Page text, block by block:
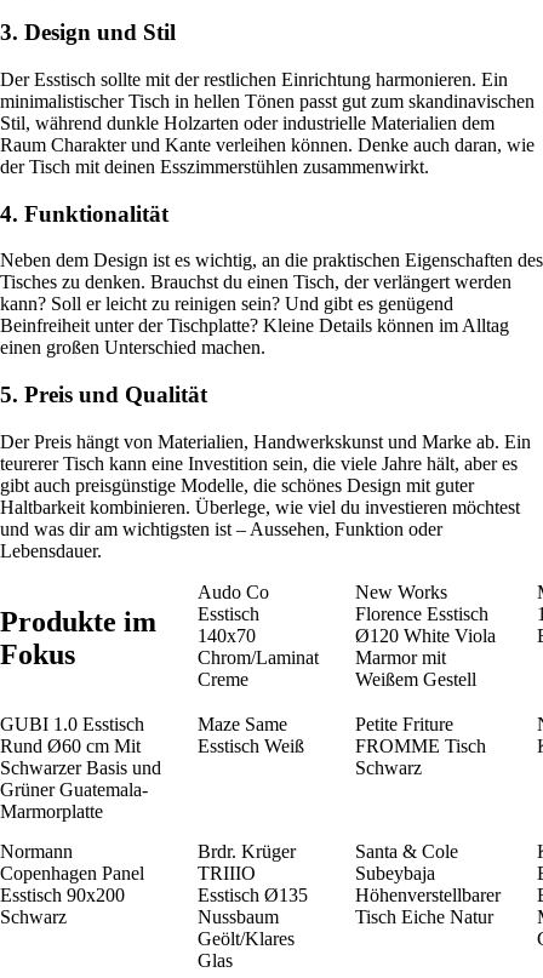
3. Design und Stil
Der Esstisch sollte mit der restlichen Einrichtung harmonieren. Ein
minimalistischer Tisch in hellen Tönen passt gut zum skandinavischen
Stil, während dunkle Holzarten oder industrielle Materialien dem
Raum Charakter und Kante verleihen können. Denke auch daran, wie
der Tisch mit deinen Esszimmerstühlen zusammenwirkt.
4. Funktionalität
Neben dem Design ist es wichtig, an die praktischen Eigenschaften des
Tisches zu denken. Brauchst du einen Tisch, der verlängert werden
kann? Soll er leicht zu reinigen sein? Und gibt es genügend
Beinfreiheit unter der Tischplatte? Kleine Details können im Alltag
einen großen Unterschied machen.
5. Preis und Qualität
Der Preis hängt von Materialien, Handwerkskunst und Marke ab. Ein
teurerer Tisch kann eine Investition sein, die viele Jahre hält, aber es
gibt auch preisgünstige Modelle, die schönes Design mit guter
Haltbarkeit kombinieren. Überlege, wie viel du investieren möchtest
und was dir am wichtigsten ist – Aussehen, Funktion oder
Lebensdauer.
Produkte im
Fokus
Audo Co
Esstisch
140x70
Chrom/Laminat
Creme
New Works
Florence Esstisch
Ø120 White Viola
Marmor mit
Weißem Gestell
GUBI 1.0 Esstisch
Rund Ø60 cm Mit
Schwarzer Basis und
Grüner Guatemala-
Marmorplatte
Maze Same
Esstisch Weiß
Petite Friture
FROMME Tisch
Schwarz
Normann
Copenhagen Panel
Esstisch 90x200
Schwarz
Brdr. Krüger
TRIIIO
Esstisch Ø135
Nussbaum
Geölt/Klares
Glas
Santa & Cole
Subeybaja
Höhenverstellbarer
Tisch Eiche Natur